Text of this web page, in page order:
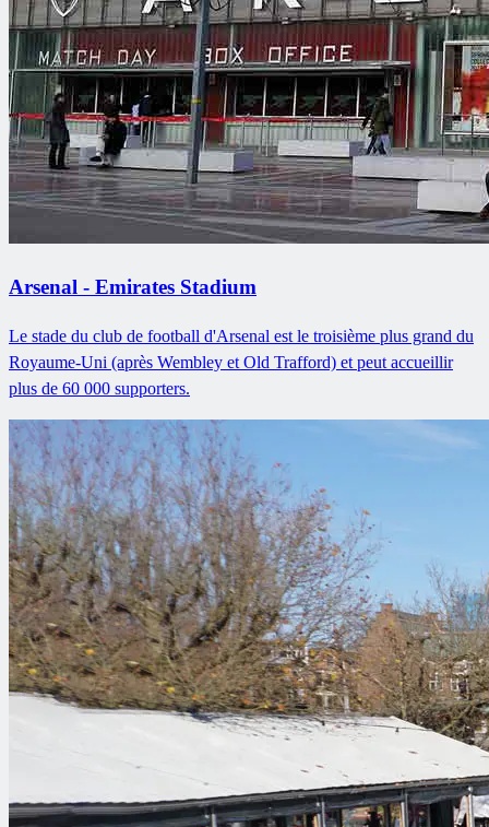
Arsenal - Emirates Stadium
Le stade du club de football d'Arsenal est le troisième plus grand du
Royaume-Uni (après Wembley et Old Trafford) et peut accueillir
plus de 60 000 supporters.